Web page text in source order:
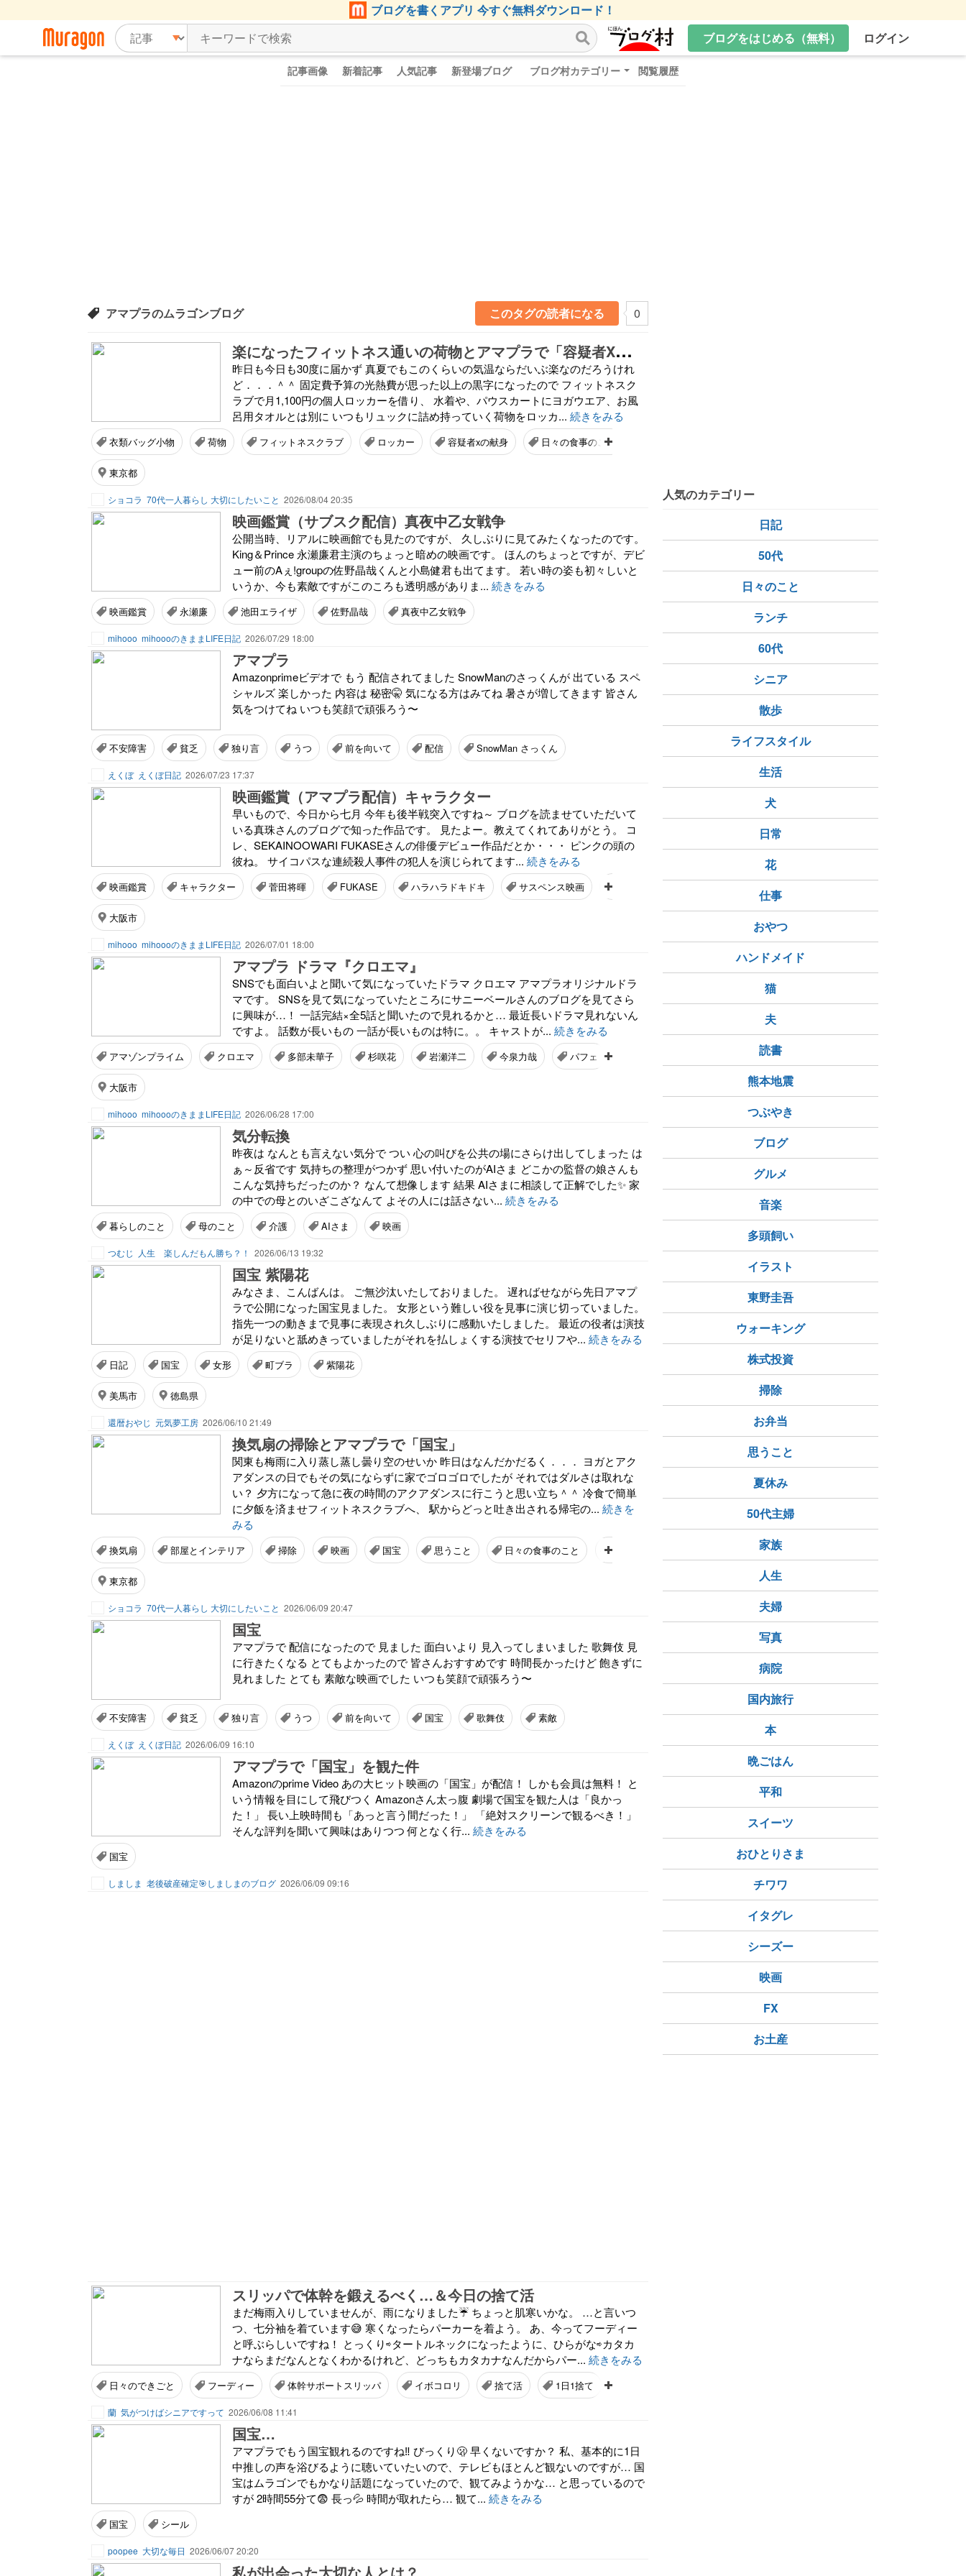
ブログを書くアプリ 今すぐ無料ダウンロード！
ブログをはじめる（無料）
ログイン
記事画像 新着記事 人気記事 新登場ブログ ブログ村カテゴリー 閲覧履歴
アマプラのムラゴンブログ このタグの読者になる 0
楽
になったフィットネス通いの荷物とアマプラで「容疑者Xの献身」
昨日も今日も30度に届かず 真夏でもこのくらいの気温ならだいぶ楽なのだろうけれ
ど．．．＾＾ 固定費予算の光熱費が思った以上の黒字になったので フィットネスク
ラブで月1,100円の個人ロッカーを借り、 水着や、パウスカートにヨガウエア、お風
呂用タオルとは別に いつもリュックに詰め持っていく荷物をロッカ... 続きをみる
衣類バッグ小物 荷物 フィットネスクラブ ロッカー 容疑者xの献身 日々の食事のこと
東京都
ショコラ 70代一人暮らし 大切にしたいこと 2026/08/04 20:35
映画鑑賞（サブスク配信）真夜中乙女戦争
公開当時、リアルに映画館でも見たのですが、 久しぶりに見てみたくなったのです。
King＆Prince 永瀬廉君主演のちょっと暗めの映画です。 ほんのちょっとですが、デビ
ュー前のAぇ!groupの佐野晶哉くんと小島健君も出てます。 若い時の姿も初々しいと
いうか、今も素敵ですがこのころも透明感がありま... 続きをみる
映画鑑賞 永瀬廉 池田エライザ 佐野晶哉 真夜中乙女戦争
mihooo mihoooのきままLIFE日記 2026/07/29 18:00
アマプラ
Amazonprimeビデオで もう 配信されてました SnowManのさっくんが 出ている スペ
シャルズ 楽しかった 内容は 秘密🤫 気になる方はみてね 暑さが増してきます 皆さん
気をつけてね いつも笑顔で頑張ろう〜
不安障害 貧乏 独り言 うつ 前を向いて 配信 SnowMan さっくん
えくぼ えくぼ日記 2026/07/23 17:37
映画鑑賞（アマプラ配信）キャラクター
早いもので、今日から七月 今年も後半戦突入ですね～ ブログを読ませていただいて
いる真珠さんのブログで知った作品です。 見たよー。教えてくれてありがとう。 コ
レ、SEKAINOOWARI FUKASEさんの俳優デビュー作品だとか・・・ ピンクの頭の
彼ね。 サイコパスな連続殺人事件の犯人を演じられてます... 続きをみる
映画鑑賞 キャラクター 菅田将暉 FUKASE ハラハラドキドキ サスペンス映画 サイコスリラー
大阪市
mihooo mihoooのきままLIFE日記 2026/07/01 18:00
アマプラ ドラマ『クロエマ』
SNSでも面白いよと聞いて気になっていたドラマ クロエマ アマプラオリジナルドラ
マです。 SNSを見て気になっていたところにサニーベールさんのブログを見てさら
に興味が…！ 一話完結×全5話と聞いたので見れるかと… 最近長いドラマ見れないん
ですよ。 話数が長いもの 一話が長いものは特に。。 キャストが... 続きをみる
アマゾンプライム クロエマ 多部未華子 杉咲花 岩瀬洋二 今泉力哉 パフェ
大阪市
mihooo mihoooのきままLIFE日記 2026/06/28 17:00
気分転換
昨夜は なんとも言えない気分で つい 心の叫びを公共の場にさらけ出してしまった は
ぁ～反省です 気持ちの整理がつかず 思い付いたのがAIさま どこかの監督の娘さんも
こんな気持ちだったのか？ なんて想像します 結果 AIさまに相談して正解でした✨ 家
の中での母とのいざこざなんて よその人には話さない... 続きをみる
暮らしのこと 母のこと 介護 AIさま 映画
つむじ 人生 楽しんだもん勝ち？！ 2026/06/13 19:32
国宝 紫陽花
みなさま、こんばんは。 ご無沙汰いたしておりました。 遅ればせながら先日アマプ
ラで公開になった国宝見ました。 女形という難しい役を見事に演じ切っていました。
指先一つの動きまで見事に表現され久しぶりに感動いたしました。 最近の役者は演技
が足りないと舐めきっていましたがそれを払しょくする演技でセリフや... 続きをみる
日記 国宝 女形 町ブラ 紫陽花
美馬市 徳島県
還暦おやじ 元気夢工房 2026/06/10 21:49
換気扇の掃除とアマプラで「国宝」
関東も梅雨に入り蒸し蒸し曇り空のせいか 昨日はなんだかだるく．．． ヨガとアク
アダンスの日でもその気にならずに家でゴロゴロでしたが それではダルさは取れな
い？ 夕方になって急に夜の時間のアクアダンスに行こうと思い立ち＾＾ 冷食で簡単
に夕飯を済ませフィットネスクラブへ、 駅からどっと吐き出される帰宅の... 続きを
みる
換気扇 部屋とインテリア 掃除 映画 国宝 思うこと 日々の食事のこと
東京都
ショコラ 70代一人暮らし 大切にしたいこと 2026/06/09 20:47
国宝
アマプラで 配信になったので 見ました 面白いより 見入ってしまいました 歌舞伎 見
に行きたくなる とてもよかったので 皆さんおすすめです 時間長かったけど 飽きずに
見れました とても 素敵な映画でした いつも笑顔で頑張ろう〜
不安障害 貧乏 独り言 うつ 前を向いて 国宝 歌舞伎 素敵
えくぼ えくぼ日記 2026/06/09 16:10
アマプラで「国宝」を観た件
Amazonのprime Video あの大ヒット映画の「国宝」が配信！ しかも会員は無料！ と
いう情報を目にして飛びつく Amazonさん太っ腹 劇場で国宝を観た人は「良かっ
た！」 長い上映時間も「あっと言う間だった！」 「絶対スクリーンで観るべき！」
そんな評判を聞いて興味はありつつ 何となく行... 続きをみる
国宝
しましま 老後破産確定🎯しましまのブログ 2026/06/09 09:16
スリッパで体幹を鍛えるべく…＆今日の捨て活
まだ梅雨入りしていませんが、雨になりました☔ ちょっと肌寒いかな。 …と言いつ
つ、七分袖を着ています😅 寒くなったらパーカーを着よう。 あ、今ってフーディー
と呼ぶらしいですね！ とっくり⇨タートルネックになったように、ひらがな⇨カタカ
ナならまだなんとなくわかるけれど、どっちもカタカナなんだからパー... 続きをみる
日々のできごと フーディー 体幹サポートスリッパ イボコロリ 捨て活 1日1捨て
蘭 気がつけばシニアですって 2026/06/08 11:41
国宝…
アマプラでもう国宝観れるのですね‼️ びっくり🫢 早くないですか？ 私、基本的に1日
中推しの声を浴びるように聴いていたいので、テレビもほとんど観ないのですが… 国
宝はムラゴンでもかなり話題になっていたので、観てみようかな… と思っているので
すが 2時間55分て😨 長っ💦 時間が取れたら… 観て... 続きをみる
国宝 シール
poopee 大切な毎日 2026/06/07 20:20
人気のカテゴリー
日記
50代
日々のこと
ランチ
60代
シニア
散歩
ライフスタイル
生活
犬
日常
花
仕事
おやつ
ハンドメイド
猫
夫
読書
熊本地震
つぶやき
ブログ
グルメ
音楽
多頭飼い
イラスト
東野圭吾
ウォーキング
株式投資
掃除
お弁当
思うこと
夏休み
50代主婦
家族
人生
夫婦
写真
病院
国内旅行
本
晩ごはん
平和
スイーツ
おひとりさま
チワワ
イタグレ
シーズー
映画
FX
お土産